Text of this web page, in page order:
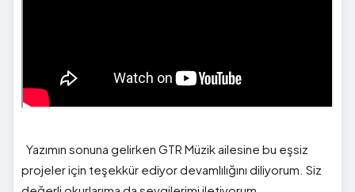
Yazımın sonuna gelirken GTR Müzik ailesine bu eşsiz
projeler için teşekkür ediyor devamlılığını diliyorum. Siz